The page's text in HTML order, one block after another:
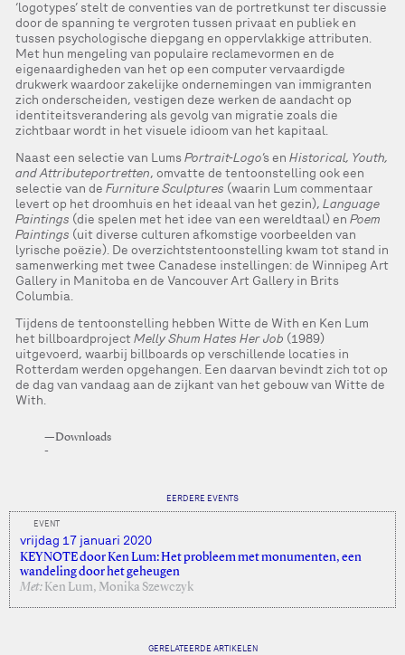
‘logotypes’ stelt de conventies van de portretkunst ter discussie
door de spanning te vergroten tussen privaat en publiek en
tussen psychologische diepgang en oppervlakkige attributen.
Met hun mengeling van populaire reclamevormen en de
eigenaardigheden van het op een computer vervaardigde
drukwerk waardoor zakelijke ondernemingen van immigranten
zich onderscheiden, vestigen deze werken de aandacht op
identiteitsverandering als gevolg van migratie zoals die
zichtbaar wordt in het visuele idioom van het kapitaal.
Naast een selectie van LumsPortrait-Logo’s en Historical, Youth,
and Attributeportretten, omvatte de tentoonstelling ook een
selectie van de Furniture Sculptures (waarin Lum commentaar
levert op het droomhuis en het ideaal van het gezin), Language
Paintings (die spelen met het idee van een wereldtaal) en Poem
Paintings (uit diverse culturen afkomstige voorbeelden van
lyrische poëzie). De overzichtstentoonstelling kwam tot stand in
samenwerking met twee Canadese instellingen: de Winnipeg Art
Gallery in Manitoba en de Vancouver Art Gallery in Brits
Columbia.
Tijdens de tentoonstelling hebben Witte de With en Ken Lum
het billboardprojectMelly Shum Hates Her Job (1989)
uitgevoerd, waarbij billboards op verschillende locaties in
Rotterdam werden opgehangen. Een daarvan bevindt zich tot op
de dag van vandaag aan de zijkant van het gebouw van Witte de
With.
—Downloads
EERDERE EVENTS
EVENT
vrijdag 17 januari 2020
KEYNOTE door Ken Lum: Het probleem met monumenten, een
wandeling door het geheugen
Met: Ken Lum, Monika Szewczyk
GERELATEERDE ARTIKELEN